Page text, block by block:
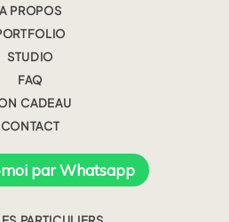
A PROPOS
STUDIO
FAQ
CADEAU
CONTACT
par Whatsapp